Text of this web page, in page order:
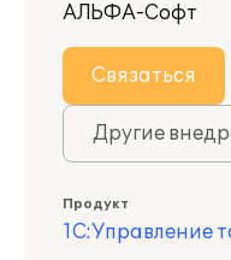
АЛЬФА-Софт
Связаться
Другие
Продукт
1С:Управление